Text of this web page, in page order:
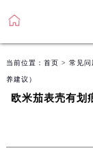
当前位置： 首页 > 常见问
养建议）
欧米茄表壳有划